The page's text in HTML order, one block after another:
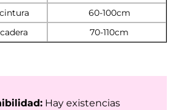
60-100cm
70-110cm
Hay existencias